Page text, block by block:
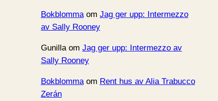
Bokblommaom Jag ger upp: Intermezzo
av Sally Rooney
Gunillaom Jag ger upp: Intermezzo av
Sally Rooney
Bokblommaom Rent hus av Alia Trabucco
Zerán